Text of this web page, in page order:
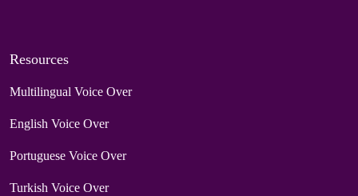
Resources
Multilingual Voice Over
English Voice Over
Portuguese Voice Over
Turkish Voice Over